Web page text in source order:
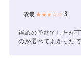
衣装★★★☆☆ 3
遅めの予約でしたが
のが選べてよかったで